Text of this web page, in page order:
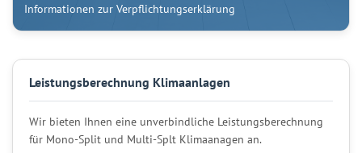
Informationen zur Verpflichtungserklärung
Leistungsberechnung Klimaanlagen
Wir bieten Ihnen eine unverbindliche Leistungsberechnung
für Mono-Split und Multi-Splt Klimaanagen an.